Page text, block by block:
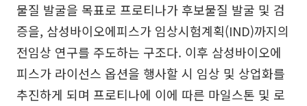
물질 발굴을 목표로 프로티나가 후보물질 발굴 및 검
증을, 삼성바이오에피스가 임상시험계획(IND)까지의
전임상 연구를 주도하는 구조다. 이후 삼성바이오에
피스가 라이선스 옵션을 행사할 시 임상 및 상업화를
추진하게 되며 프로티나에 이에 따른 마일스톤 및 로